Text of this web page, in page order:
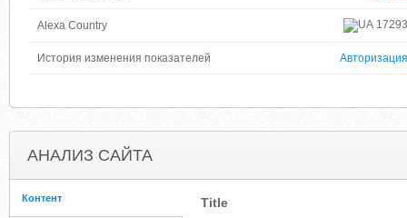
Alexa Country 17293
История изменения показателей Авторизация
АНАЛИЗ САЙТА
Контент Title